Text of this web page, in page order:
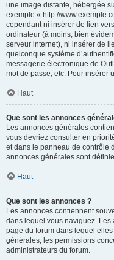
une image distante, hébergée
exemple « http://
cependant ni insérer de lien
ordinateur (à moins, bien
serveur internet), ni insérer de
quelconque système
messagerie électronique de
mot de passe, etc. Pour insérer
Haut
Que sont les annonces
Les annonces générales
vous devriez consulter en
et dans le panneau de contrôle
annonces générales sont
Haut
Que sont les annonces ?
Les annonces contiennent
dans lequel vous naviguez.
page du forum dans lequel
générales, les permissions
administrateurs du forum.